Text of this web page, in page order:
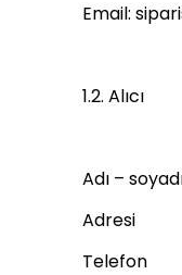
Email:
1.2. Alıcı
Adı –
Adresi
Telefon